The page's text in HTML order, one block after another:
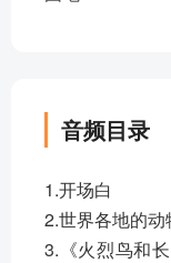
音频目录
1.开场白
2.世界各地的动
3.《火烈鸟和